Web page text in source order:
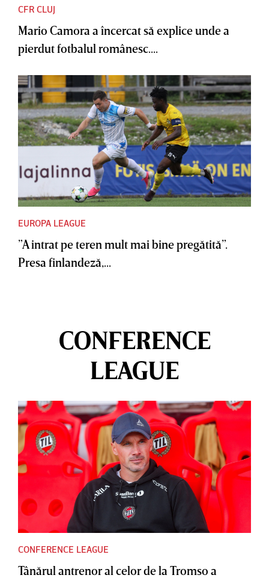
CFR CLUJ
Mario Camora a încercat să explice unde a
pierdut fotbalul românesc....
EUROPA LEAGUE
”A intrat pe teren mult mai bine pregătită”.
Presa finlandeză,...
CONFERENCE
LEAGUE
CONFERENCE LEAGUE
Tânărul antrenor al celor de la Tromso a